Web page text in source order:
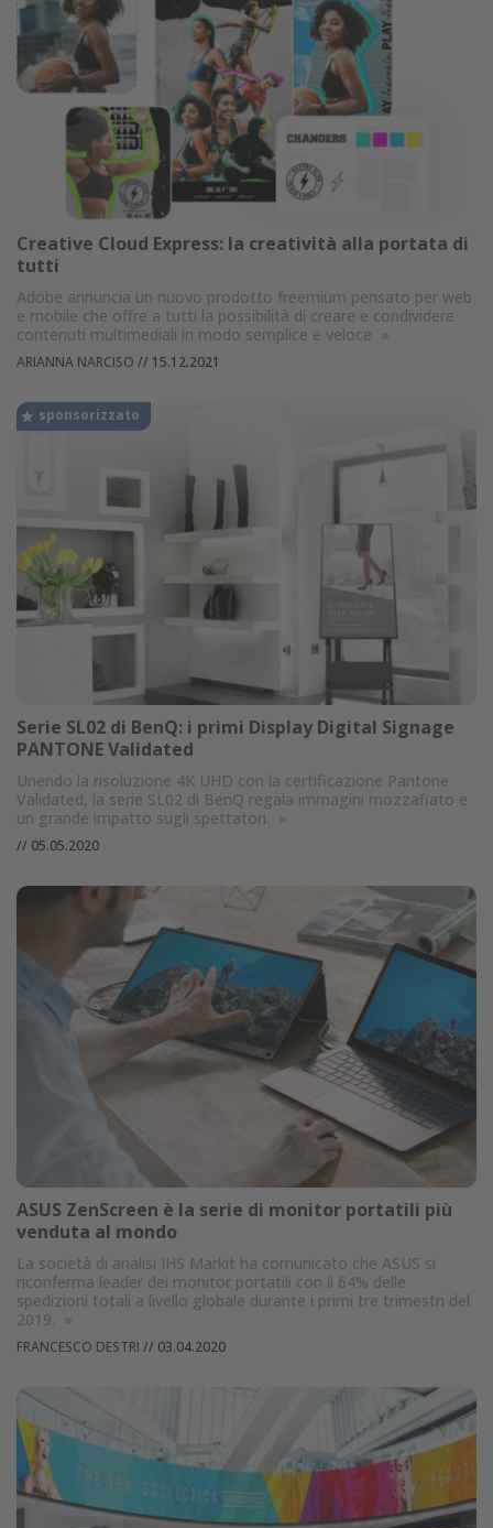
Creative Cloud Express: la creatività alla portata di
tutti
Adobe annuncia un nuovo prodotto freemium pensato per web
e mobile che offre a tutti la possibilità di creare e condividere
contenuti multimediali in modo semplice e veloce »
ARIANNA NARCISO // 15.12.2021
Serie SL02 di BenQ: i primi Display Digital Signage
PANTONE Validated
Unendo la risoluzione 4K UHD con la certificazione Pantone
Validated, la serie SL02 di BenQ regala immagini mozzafiato e
un grande impatto sugli spettatori. »
// 05.05.2020
ASUS ZenScreen è la serie di monitor portatili più
venduta al mondo
La società di analisi IHS Markit ha comunicato che ASUS si
riconferma leader dei monitor portatili con il 64% delle
spedizioni totali a livello globale durante i primi tre trimestri del
2019. »
FRANCESCO DESTRI // 03.04.2020